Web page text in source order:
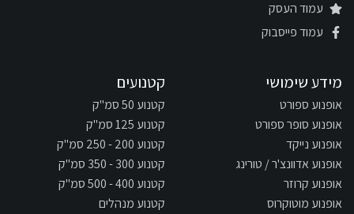
עמוד העסק
עמוד פייסבוק
מידע שימושי
אופנוע ספורט
אופנוע סופר ספורט
אופנוע נייקד
אופנוע אדוונצ'ר / טורינג
אופנוע קרוזר
אופנוע מוטוקרוס
קטנועים
קטנוע 50 סמ"ק
קטנוע 125 סמ"ק
קטנוע 200 - 250 סמ"ק
קטנוע 300 - 350 סמ"ק
קטנוע 400 - 500 סמ"ק
קטנוע מנהלים